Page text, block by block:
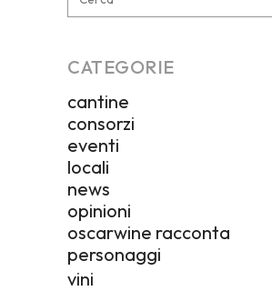
CATEGORIE
cantine
consorzi
eventi
locali
news
opinioni
oscarwine racconta
personaggi
vini